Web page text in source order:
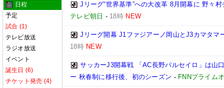
日程
予定
試合 (1)
テレビ放送
ラジオ放送
イベント
誕生日 (6)
チケット発売 (4)
Jリーグ“世界基準”への大改革 8月開幕に 野々
テレビ朝日 - 18時 NEW
Jリーグ開幕 J1ファジアーノ岡山とJ3カマタマ
18時 NEW
サッカーJ3開幕戦 「AC長野パルセイロ」は山
ー 秋春制に移行後、初のシーズン - FNNプライム